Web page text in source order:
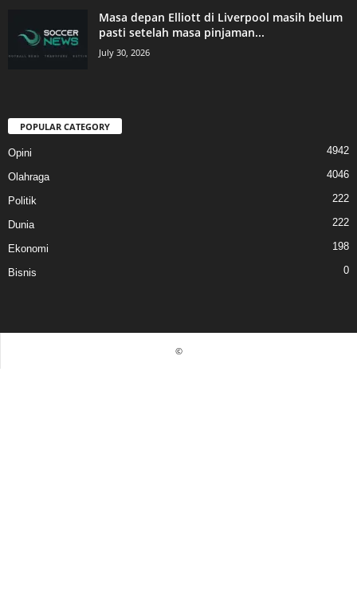
Masa depan Elliott di Liverpool masih belum
pasti setelah masa pinjaman...
July 30, 2026
POPULAR CATEGORY
Opini 4942
Olahraga 4046
Politik 222
Dunia 222
Ekonomi 198
Bisnis 0
©